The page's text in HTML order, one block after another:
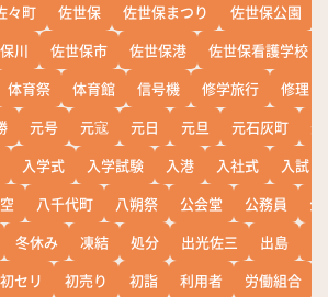
々町 佐世保 佐世保まつり 佐世保公園
川 佐世保市 佐世保港
佐世保看護学校
体育祭 体育館 信号機 修学旅行
修理
元号 元寇 元日 元旦 元石灰町
入学式 入学試験 入港 入社式
入試
八千代町 八朔祭 公会堂 公務員
公
冬休み 凍結 処分 出光佐三 出島
初セリ 初売り 初詣 利用者 労働組合